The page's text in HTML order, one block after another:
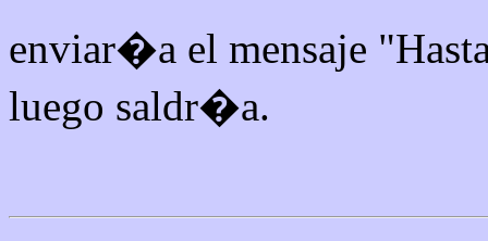
enviar�a el mensaje
luego saldr�a.